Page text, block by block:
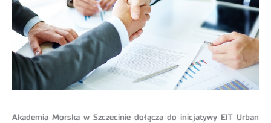
Akademia Morska w Szczecinie dołącza do inicjatywy EIT Urban